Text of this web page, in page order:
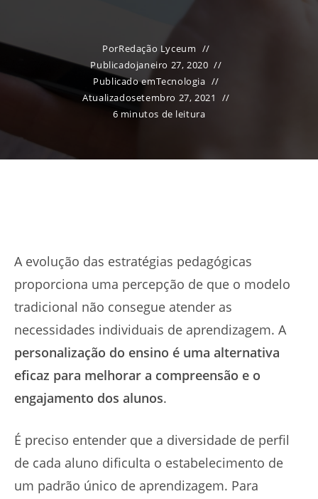
PorRedação Lyceum
Publicadojaneiro 27, 2020
Publicado emTecnologia
Atualizadosetembro 27, 2021
6 minutos de leitura
A evolução das estratégias pedagógicas
proporciona uma percepção de que o modelo
tradicional não consegue atender as
necessidades individuais de aprendizagem. A
personalização do ensino é uma alternativa
eficaz para melhorar a compreensão e o
engajamento dos alunos.
É preciso entender que a diversidade de perfil
de cada aluno dificulta o estabelecimento de
um padrão único de aprendizagem. Para